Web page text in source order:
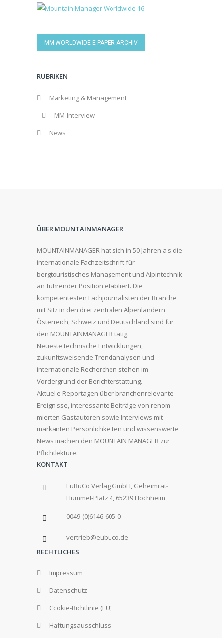
MM WORLDWIDE E-PAPER-ARCHIV
RUBRIKEN
Marketing & Management
MM-Interview
News
ÜBER MOUNTAINMANAGER
MOUNTAINMANAGER hat sich in 50 Jahren als die
internationale Fachzeitschrift für
bergtouristisches Management und Alpintechnik
an führender Position etabliert. Die
kompetentesten Fachjournalisten der Branche
mit Sitz in den drei zentralen Alpenländern
Österreich, Schweiz und Deutschland sind für
den MOUNTAINMANAGER tätig.
Neueste technische Entwicklungen,
zukunftsweisende Trendanalysen und
internationale Recherchen stehen im
Vordergrund der Berichterstattung.
Aktuelle Reportagen über branchenrelevante
Ereignisse, interessante Beiträge von renom
mierten Gastautoren sowie Interviews mit
markanten Persönlichkeiten und wissenswerte
News machen den MOUNTAIN MANAGER zur
Pflichtlektüre.
KONTAKT
EuBuCo Verlag GmbH, Geheimrat-
Hummel-Platz 4, 65239 Hochheim
0049-(0)6146-605-0
vertrieb@eubuco.de
RECHTLICHES
Impressum
Datenschutz
Cookie-Richtlinie (EU)
Haftungsausschluss